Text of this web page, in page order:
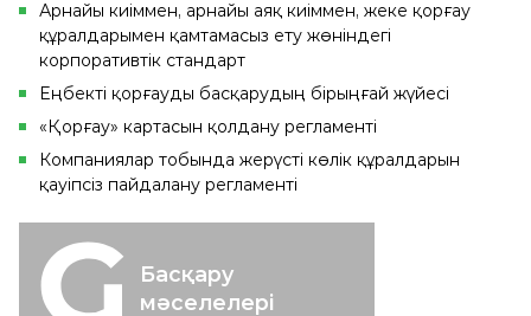
Арнайы киіммен, арнайы аяқ киіммен, жеке қорғау
құралдарымен қамтамасыз ету жөніндегі
корпоративтік стандарт
Еңбекті қорғауды басқарудың бірыңғай жүйесі
«Қорғау» картасын қолдану регламенті
Компаниялар тобында жерүсті көлік құралдарын
қауіпсіз пайдалану регламенті
Басқару
мәселелері